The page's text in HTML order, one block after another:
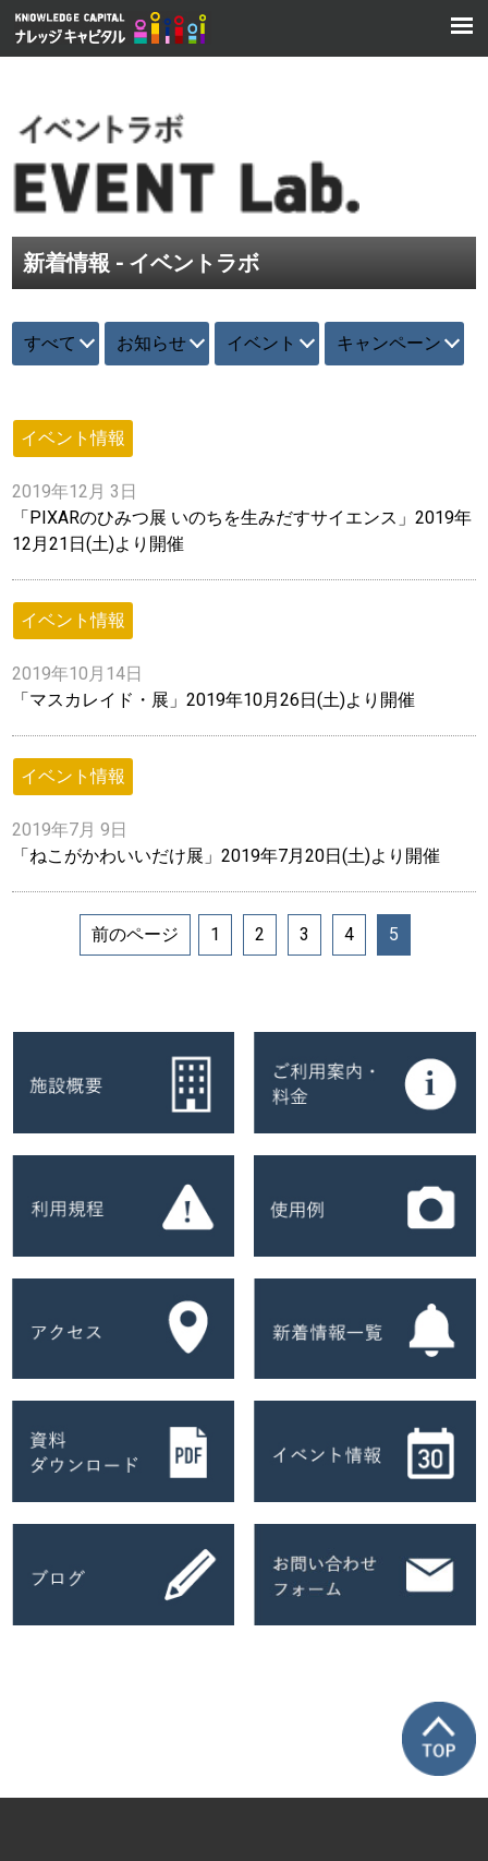
新着情報 - イベントラボ
すべて お知らせ イベント キャンペーン
イベント情報
2019年12月 3日
「PIXARのひみつ展 いのちを生みだすサイエンス」2019年
12月21日(土)より開催
イベント情報
2019年10月14日
「マスカレイド・展」2019年10月26日(土)より開催
イベント情報
2019年7月 9日
「ねこがかわいいだけ展」2019年7月20日(土)より開催
前のページ 1 2 3 4 5